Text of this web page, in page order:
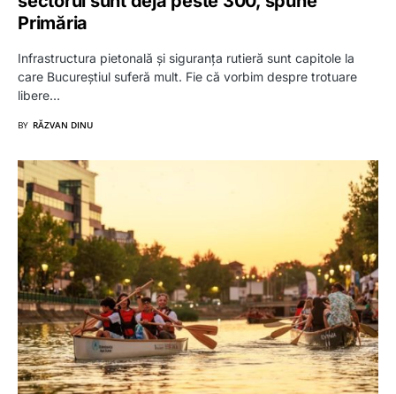
Primăria
Infrastructura pietonală și siguranța rutieră sunt capitole la
care Bucureștiul suferă mult. Fie că vorbim despre trotuare
libere…
BY RĂZVAN DINU